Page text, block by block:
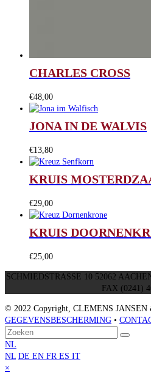
CHARLES CROSS
€48,00
JONA IN DE WALVIS
€13,80
KRUIS
€29,00
KRUIS
€25,00
SCHMIEDSTRASSE 10 52062
FAX (0241)
© 2022 Copyright, CLEMENS JANSEN
GEGEVENSBESCHERMING •
Terug
naar
boven
Zoeken
NL
NL DE EN FR ES IT
×